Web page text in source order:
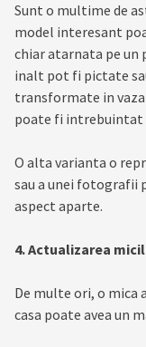
Sunt o multime de
model interesant
chiar atarnata pe un
inalt pot fi pictate
transformate in vaza
poate fi intrebuintat
O alta varianta o
sau a unei fotografii
aspect aparte.
4. Actualizarea
De multe ori, o
casa poate avea un